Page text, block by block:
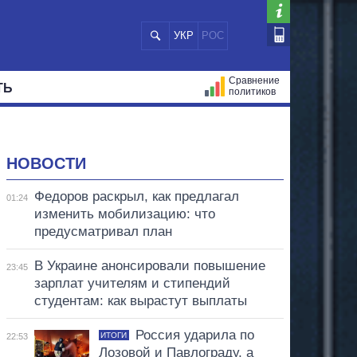
УКР РОС
Сравнение
политиков
НОВОСТИ
01:24
Федоров раскрыл, как предлагал
изменить мобилизацию: что
предусматривал план
23:45
В Украине анонсировали повышение
зарплат учителям и стипендий
студентам: как вырастут выплаты
22:53 ИТОГИ
Россия ударила по
Лозовой и Павлограду, а